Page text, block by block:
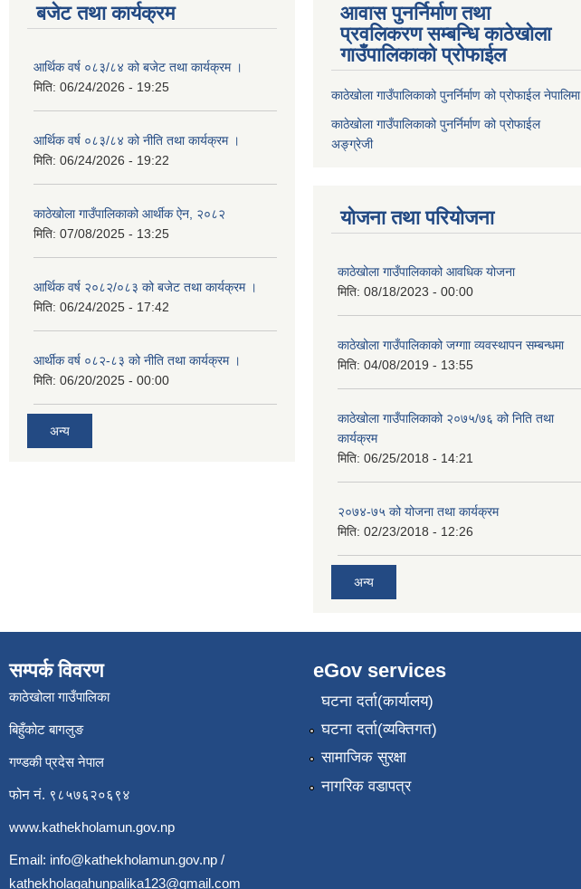
बजेट तथा कार्यक्रम
आर्थिक वर्ष ०८३/८४ को बजेट तथा कार्यक्रम ।
मिति: 06/24/2026 - 19:25
आर्थिक वर्ष ०८३/८४ को नीति तथा कार्यक्रम ।
मिति: 06/24/2026 - 19:22
काठेखोला गाउँपालिकाको आर्थीक ऐन, २०८२
मिति: 07/08/2025 - 13:25
आर्थिक वर्ष २०८२/०८३ को बजेट तथा कार्यक्रम ।
मिति: 06/24/2025 - 17:42
आर्थीक वर्ष ०८२-८३ को नीति तथा कार्यक्रम ।
मिति: 06/20/2025 - 00:00
अन्य
आवास पुनर्निर्माण तथा
प्रवलिकरण सम्बन्धि काठेखोला
गाउँपालिकाको प्रोफाईल
काठेखोला गाउँपालिकाको पुनर्निर्माण को प्रोफाईल नेपालिमा
काठेखोला गाउँपालिकाको पुनर्निर्माण को प्रोफाईल
अङ्ग्रेजी
योजना तथा परियोजना
काठेखोला गाउँपालिकाको आवधिक योजना
मिति: 08/18/2023 - 00:00
काठेखोला गाउँपालिकाको जग्गाा व्यवस्थापन सम्बन्धमा
मिति: 04/08/2019 - 13:55
काठेखोला गाउँपालिकाको २०७५/७६ को निति तथा
कार्यक्रम
मिति: 06/25/2018 - 14:21
२०७४-७५ को योजना तथा कार्यक्रम
मिति: 02/23/2018 - 12:26
अन्य
सम्पर्क विवरण
काठेखोला गाउँपालिका
बिहुँकोट बागलुङ
गण्डकी प्रदेस नेपाल
फोन नं. ९८५७६२०६९४
www.kathekholamun.gov.np
Email: info@kathekholamun.gov.np /
kathekholagahunpalika123@gmail.com
eGov services
घटना दर्ता(कार्यालय)
घटना दर्ता(व्यक्तिगत)
सामाजिक सुरक्षा
नागरिक वडापत्र